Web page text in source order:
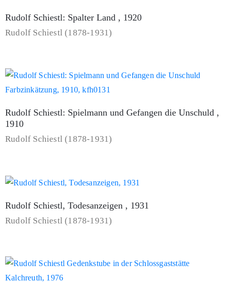
Rudolf Schiestl: Spalter Land , 1920
Rudolf Schiestl (1878-1931)
Rudolf Schiestl: Spielmann und Gefangen die Unschuld ,
1910
Rudolf Schiestl (1878-1931)
Rudolf Schiestl, Todesanzeigen , 1931
Rudolf Schiestl (1878-1931)